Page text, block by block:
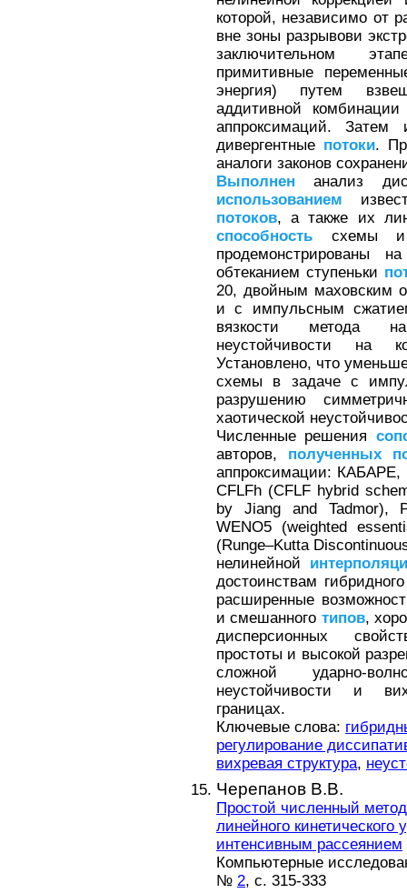
которой, независимо от
вне зоны разрывови
заключительном
примитивные
энергия) путем
аддитивной
аппроксимаций.
дивергентные потоки.
аналоги законов
Выполнен анализ
использованием
потоков, а также их
способность схемы и
продемонстрированы
обтеканием ступеньки
20, двойным маховским
и с импульсным
вязкости метода на
неустойчивости на
Установлено, что
схемы в задаче с
разрушению
хаотической
Численные решения
авторов, полученных
аппроксимации: КАБАРЕ,
CFLFh (CFLF hybrid
by Jiang and Tadmor),
WENO5 (weighted
(Runge–Kutta
нелинейной
достоинствам
расширенные
и смешанного типов,
дисперсионных
простоты и высокой
сложной ударно-
неустойчивости и
границах.
Ключевые слова:
регулирование
вихревая структура,
Черепанов В.В.
Простой численный
линейного
интенсивным рассеянием
Компьютерные
№ 2, с. 315-333